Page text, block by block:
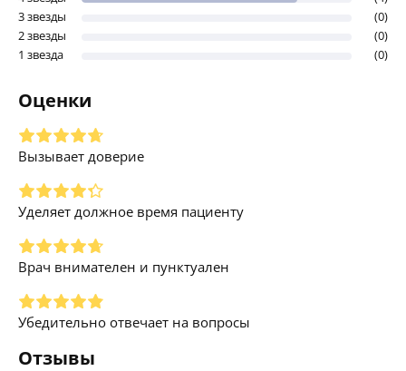
3 звезды
(0)
2 звезды
(0)
1 звезда
(0)
Оценки
Вызывает доверие
Уделяет должное время пациенту
Врач внимателен и пунктуален
Убедительно отвечает на вопросы
Отзывы